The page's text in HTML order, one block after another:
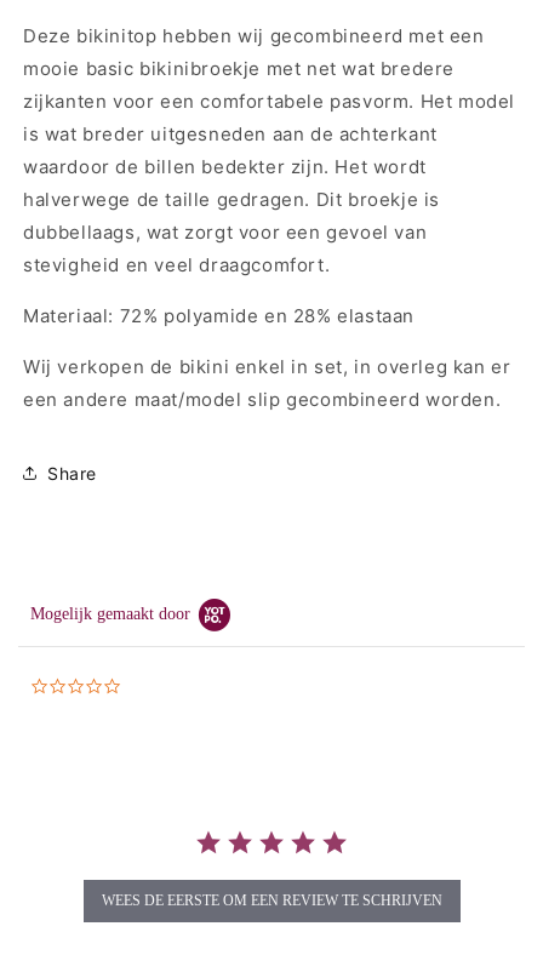
Deze bikinitop hebben wij gecombineerd met een
mooie basic bikinibroekje met net wat bredere
zijkanten voor een comfortabele pasvorm. Het model
is wat breder uitgesneden aan de achterkant
waardoor de billen bedekter zijn. Het wordt
halverwege de taille gedragen. Dit broekje is
dubbellaags, wat zorgt voor een gevoel van
stevigheid en veel draagcomfort.
Materiaal: 72% polyamide en 28% elastaan
Wij verkopen de bikini enkel in set, in overleg kan er
een andere maat/model slip gecombineerd worden.
Share
Mogelijk gemaakt door
WEES DE EERSTE OM EEN REVIEW TE SCHRIJVEN